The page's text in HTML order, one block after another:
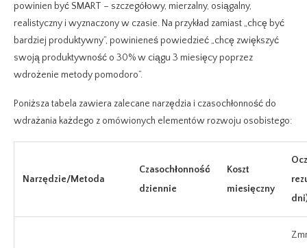
powinien być SMART – szczegółowy, mierzalny, osiągalny,
realistyczny i wyznaczony w czasie. Na przykład zamiast „chcę być
bardziej produktywny”, powinieneś powiedzieć „chcę zwiększyć
swoją produktywność o 30% w ciągu 3 miesięcy poprzez
wdrożenie metody pomodoro”.
Poniższa tabela zawiera zalecane narzędzia i czasochłonność do
wdrażania każdego z omówionych elementów rozwoju osobistego:
Narzędzie/Metoda
Czasochłonność
dziennie
Koszt
miesięczny